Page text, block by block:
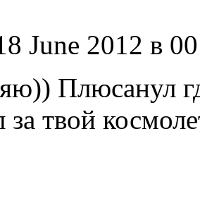
June 2012 в
Плюсанул
за твой